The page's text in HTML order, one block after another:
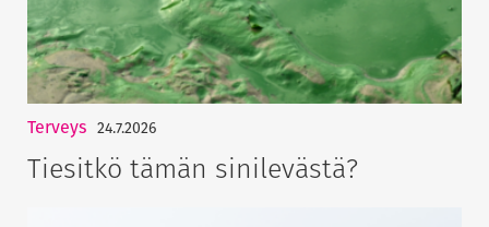
Terveys 24.7.2026
Tiesitkö tämän sinilevästä?